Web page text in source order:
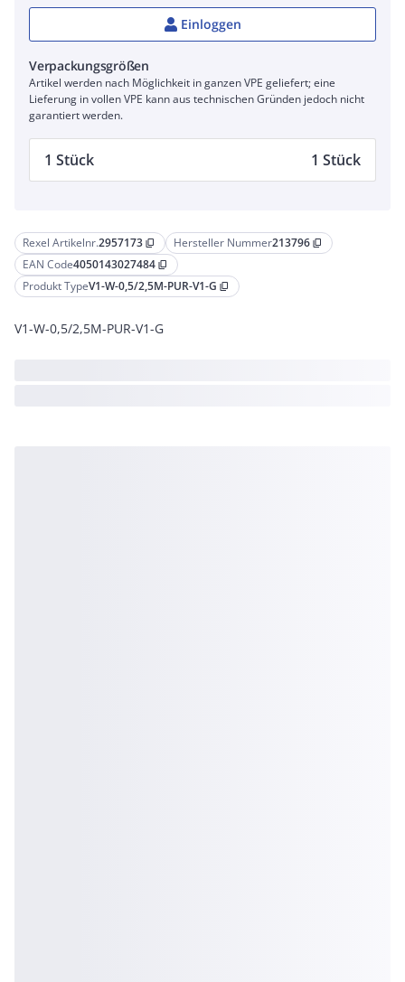
Rexel Artikelnr.2957173 content_copy Hersteller Nummer213796 content_copy
EAN Code4050143027484 content_copy
Produkt TypeV1-W-0,5/2,5M-PUR-V1-G content_copy
V1-W-0,5/2,5M-PUR-V1-G
Einloggen
Verpackungsgrößen
Artikel werden nach Möglichkeit in ganzen VPE geliefert; eine
Lieferung in vollen VPE kann aus technischen Gründen jedoch nicht
garantiert werden.
1 Stück 1 Stück